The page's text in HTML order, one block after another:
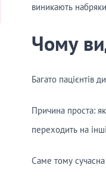
виникають
Чому
Багато пацієнтів
Причина проста:
переходить на
Саме тому сучасна